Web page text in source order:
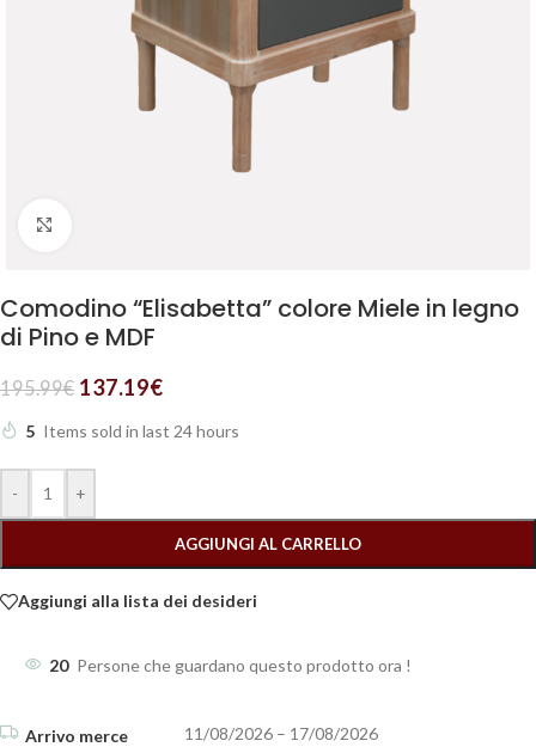
Comodino “Elisabetta” colore Miele in legno
di Pino e MDF
195.99€ 137.19€
5 Items sold in last 24 hours
- +
AGGIUNGI AL CARRELLO
Aggiungi alla lista dei desideri
20 Persone che guardano questo prodotto ora !
11/08/2026 – 17/08/2026